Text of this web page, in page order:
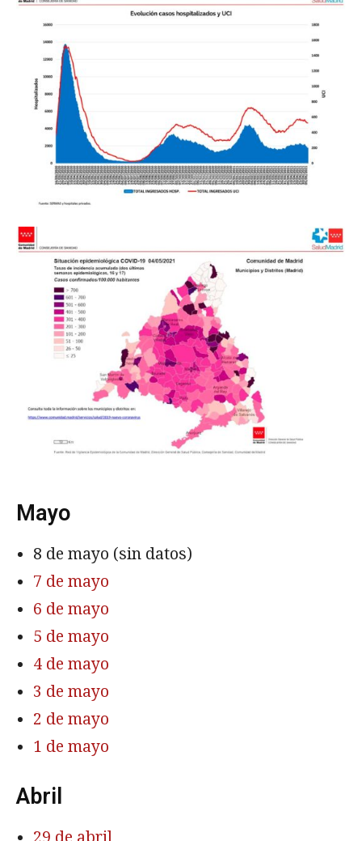
Mayo
8 de mayo (sin datos)
7 de mayo
6 de mayo
5 de mayo
4 de mayo
3 de mayo
2 de mayo
1 de mayo
Abril